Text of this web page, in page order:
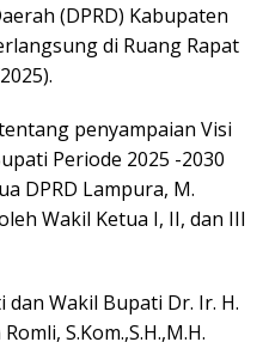
(DPRD) Kabupaten
di Ruang Rapat
penyampaian Visi
Periode 2025 -2030
DPRD Lampura, M.
Wakil Ketua I, II, dan III
Wakil Bupati Dr. Ir. H.
S.Kom.,S.H.,M.H.